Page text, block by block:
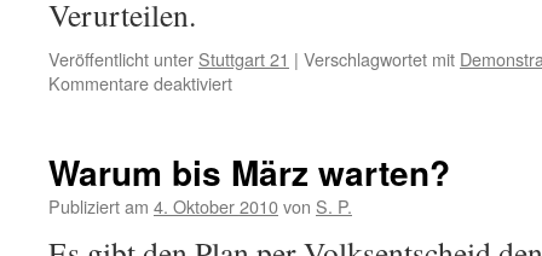
Verurteilen.
Veröffentlicht unter Stuttgart 21 | Verschlagwortet mit
Kommentare deaktiviertfür
nicht!
(Teil
Warum bis März warten?
Publiziert am 4. Oktober 2010von S. P.